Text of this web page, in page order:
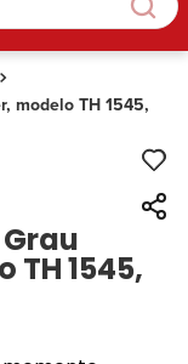
modelo TH 1545,
1545,